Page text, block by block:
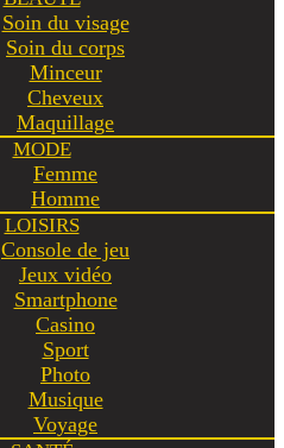
Soin du visage
Soin du corps
Minceur
Cheveux
Maquillage
MODE
Femme
Homme
LOISIRS
Console de jeu
Jeux vidéo
Smartphone
Casino
Sport
Photo
Musique
Voyage